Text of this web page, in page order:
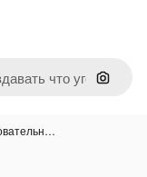
Поиск